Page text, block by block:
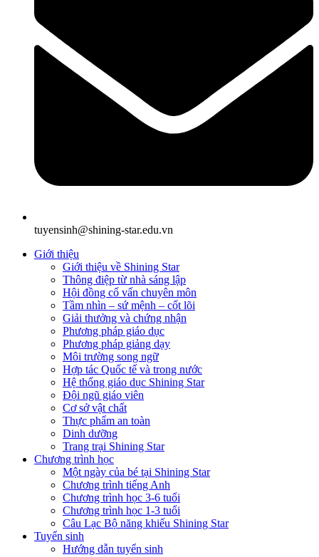
tuyensinh@shining-star.edu.vn
Giới thiệu
Giới thiệu về Shining Star
Thông điệp từ nhà sáng lập
Hội đồng cố vấn chuyên môn
Tầm nhìn – sứ mệnh – cốt lõi
Giải thưởng và chứng nhận
Phương pháp giáo dục
Phương pháp giảng dạy
Môi trường song ngữ
Hợp tác Quốc tế và trong nước
Hệ thống giáo dục Shining Star
Đội ngũ giáo viên
Cơ sở vật chất
Thực phẩm an toàn
Dinh dưỡng
Trang trại Shining Star
Chương trình học
Một ngày của bé tại Shining Star
Chương trình tiếng Anh
Chương trình học 3-6 tuổi
Chương trình học 1-3 tuổi
Câu Lạc Bộ năng khiếu Shining Star
Tuyển sinh
Hướng dẫn tuyển sinh